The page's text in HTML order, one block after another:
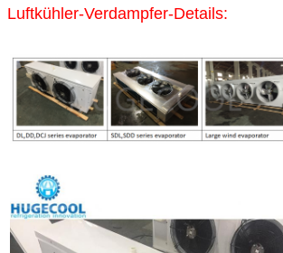
Luftkühler-Verdampfer-Details: